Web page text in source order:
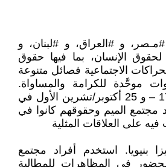
و #العراق، و #لبنان، و
الإنسان، بما فيها حقوق
الاجتماعية فصائل متنوعة
موحَّدة للكرامة والمساواة.
مؤخرا، أظهرت ثورة 17 – و 25 أكتوبر/تشرين الأول في
مجتمع الميم وحقوقهم كانوا في
على العلاقات المثلية
بنيويا. استخدم أفراد مجتمع
في المظاهرات للمطالبة